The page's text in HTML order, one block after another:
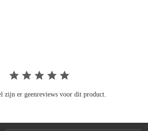
zijn er geenreviews voor dit product.